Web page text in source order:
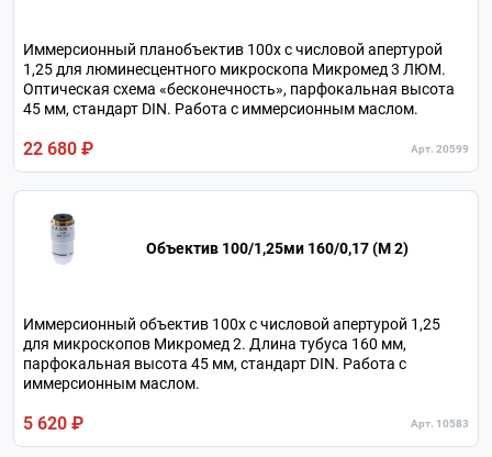
Иммерсионный планобъектив 100х с числовой апертурой
1,25 для люминесцентного микроскопа Микромед 3 ЛЮМ.
Оптическая схема «бесконечность», парфокальная высота
45 мм, стандарт DIN. Работа с иммерсионным маслом.
22 680 ₽ Арт. 20599
Объектив 100/1,25ми 160/0,17 (М 2)
Иммерсионный объектив 100х с числовой апертурой 1,25
для микроскопов Микромед 2. Длина тубуса 160 мм,
парфокальная высота 45 мм, стандарт DIN. Работа с
иммерсионным маслом.
5 620 ₽ Арт. 10583